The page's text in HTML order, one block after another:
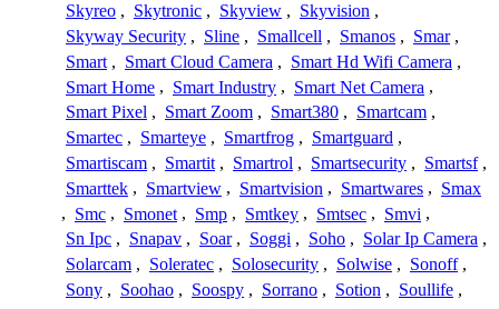
Skyreo , Skytronic , Skyview , Skyvision ,
Skyway Security , Sline , Smallcell , Smanos , Smar ,
Smart , Smart Cloud Camera , Smart Hd Wifi Camera ,
Smart Home , Smart Industry , Smart Net Camera ,
Smart Pixel , Smart Zoom , Smart380 , Smartcam ,
Smartec , Smarteye , Smartfrog , Smartguard ,
Smartiscam , Smartit , Smartrol , Smartsecurity , Smartsf ,
Smarttek , Smartview , Smartvision , Smartwares , Smax
, Smc , Smonet , Smp , Smtkey , Smtsec , Smvi ,
Sn Ipc , Snapav , Soar , Soggi , Soho , Solar Ip Camera ,
Solarcam , Soleratec , Solosecurity , Solwise , Sonoff ,
Sony , Soohao , Soospy , Sorrano , Sotion , Soullife ,